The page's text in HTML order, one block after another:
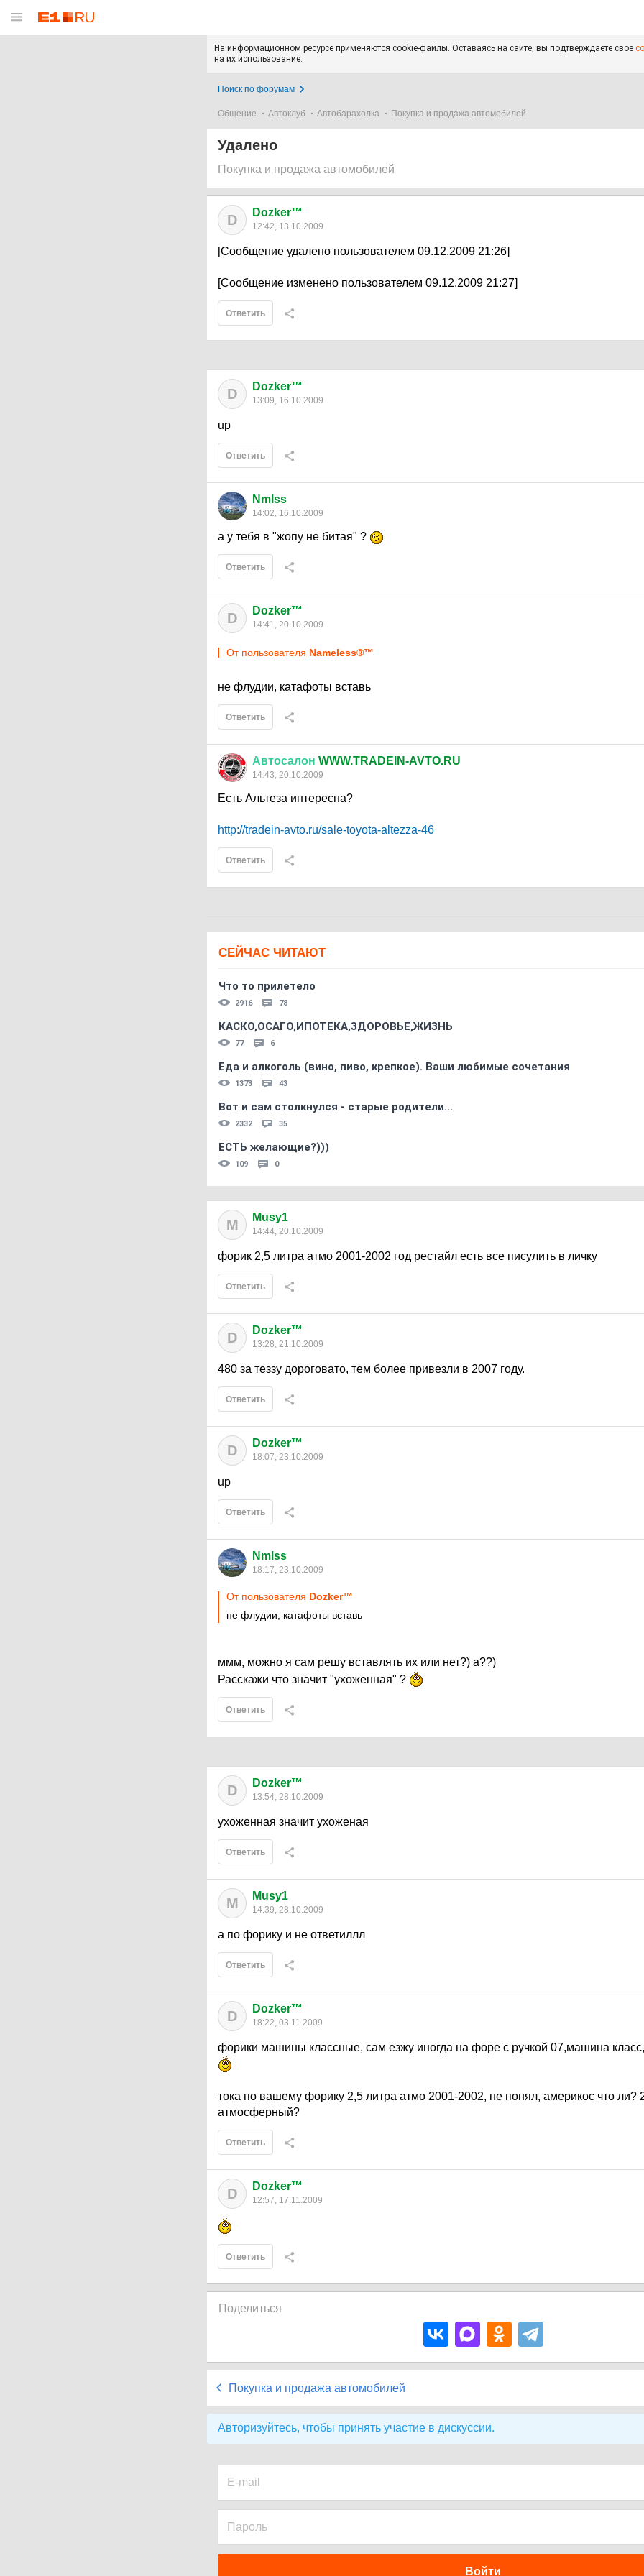
На информационном ресурсе применяются cookie-файлы. Оставаясь на сайте, вы подтверждаете свое
на их использование.
Поиск по форумам
Общение Автоклуб Автобарахолка Покупка и продажа автомобилей
Удалено
Покупка и продажа автомобилей
D Dozker™
12:42, 13.10.2009
[Сообщение удалено пользователем 09.12.2009 21:26]
[Сообщение изменено пользователем 09.12.2009 21:27]
Ответить
D Dozker™
13:09, 16.10.2009
up
Ответить
Nmlss
14:02, 16.10.2009
а у тебя в "жопу не битая" ?
Ответить
D Dozker™
14:41, 20.10.2009
От пользователя Nameless®™
не флудии, катафоты вставь
Ответить
Автосалон WWW.TRADEIN-AVTO.RU
14:43, 20.10.2009
Есть Альтеза интересна?
http://tradein-avto.ru/sale-toyota-altezza-46
Ответить
СЕЙЧАС ЧИТАЮТ
Что то прилетело
2916 78
КАСКО,ОСАГО,ИПОТЕКА,ЗДОРОВЬЕ,ЖИЗНЬ
77 6
Еда и алкоголь (вино, пиво, крепкое). Ваши любимые сочетания
1373 43
Вот и сам столкнулся - старые родители...
2332 35
ЕСТЬ желающие?)))
109 0
M Musy1
14:44, 20.10.2009
форик 2,5 литра атмо 2001-2002 год рестайл есть все писулить в личку
Ответить
D Dozker™
13:28, 21.10.2009
480 за теззу дороговато, тем более привезли в 2007 году.
Ответить
D Dozker™
18:07, 23.10.2009
up
Ответить
Nmlss
18:17, 23.10.2009
От пользователя Dozker™
не флудии, катафоты вставь
ммм, можно я сам решу вставлять их или нет?) а??)
Расскажи что значит "ухоженная" ?
Ответить
D Dozker™
13:54, 28.10.2009
ухоженная значит ухоженая
Ответить
M Musy1
14:39, 28.10.2009
а по форику и не ответиллл
Ответить
D Dozker™
18:22, 03.11.2009
форики машины классные, сам езжу иногда на форе с ручкой 07,машина
тока по вашему форику 2,5 литра атмо 2001-2002, не понял, америкос что ли?
атмосферный?
Ответить
D Dozker™
12:57, 17.11.2009
Ответить
Поделиться
Покупка и продажа автомобилей
Авторизуйтесь, чтобы принять участие в дискуссии.
Войти